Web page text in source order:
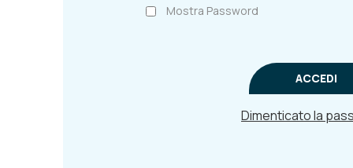
Mostra Password
ACCEDI
Dimenticato la